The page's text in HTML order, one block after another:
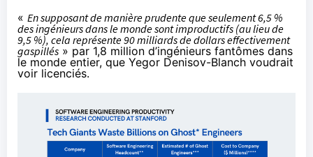
« En supposant de manière prudente que seulement 6,5 %
des ingénieurs dans le monde sont improductifs (au lieu de
9,5 %), cela représente 90 milliards de dollars effectivement
gaspillés » par 1,8 million d’ingénieurs fantômes dans
le monde entier, que Yegor Denisov-Blanch voudrait
voir licenciés.